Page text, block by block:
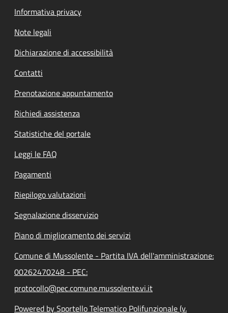
Informativa privacy
Note legali
Dichiarazione di accessibilità
Contatti
Prenotazione appuntamento
Richiedi assistenza
Statistiche del portale
Leggi le FAQ
Pagamenti
Riepilogo valutazioni
Segnalazione disservizio
Piano di miglioramento dei servizi
Comune di Mussolente - Partita IVA dell'amministrazione:
00262470248 - PEC:
protocollo@pec.comune.mussolente.vi.it
Powered by Sportello Telematico Polifunzionale (v.